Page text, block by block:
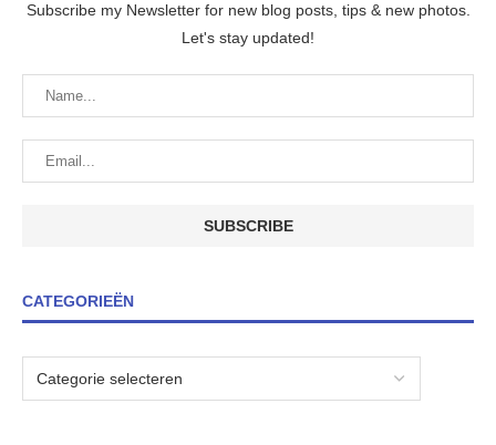
Subscribe my Newsletter for new blog posts, tips & new photos.
Let's stay updated!
CATEGORIEËN